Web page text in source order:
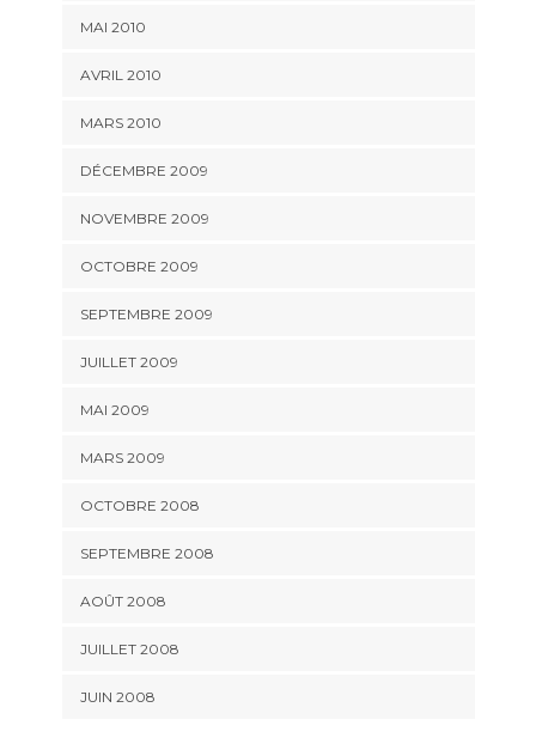
MAI 2010
AVRIL 2010
MARS 2010
DÉCEMBRE 2009
NOVEMBRE 2009
OCTOBRE 2009
SEPTEMBRE 2009
JUILLET 2009
MAI 2009
MARS 2009
OCTOBRE 2008
SEPTEMBRE 2008
AOÛT 2008
JUILLET 2008
JUIN 2008